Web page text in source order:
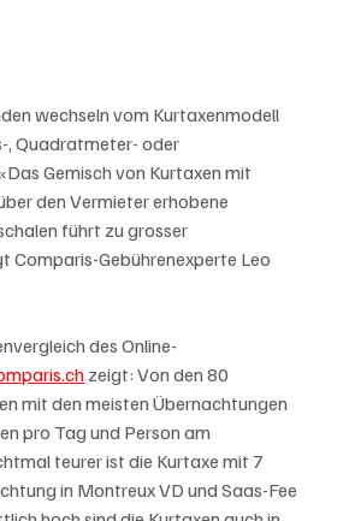
wechseln vom Kurtaxenmodell
Quadratmeter- oder
Gemisch von Kurtaxen mit
den Vermieter erhobene
führt zu grosser
Comparis-Gebührenexperte Leo
des Online-
zeigt: Von den 80
mit den meisten Übernachtungen
pro Tag und Person am
teurer ist die Kurtaxe mit 7
in Montreux VD und Saas-Fee